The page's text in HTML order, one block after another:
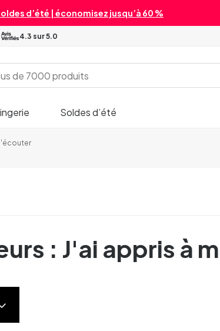
d’été | économisez jusqu’à 60 %
4.3 sur 5.0
Soldes d’été
: J'ai appris à